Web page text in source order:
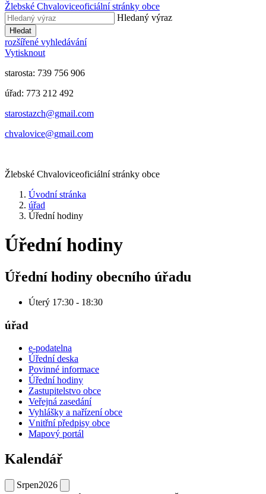
Žlebské Chvaloviceoficiální stránky obce
Hledaný výraz
Hledat
rozšířené vyhledávání
Vytisknout
starosta: 739 756 906
úřad: 773 212 492
​​​​starostazch@gmail.com
​​​​chvalovice@gmail.com
Žlebské Chvaloviceoficiální stránky obce
Úvodní stránka
úřad
Úřední hodiny
Úřední hodiny
Úřední hodiny obecního úřadu
Úterý 17:30 - 18:30
úřad
e-podatelna
Úřední deska
Povinné informace
Úřední hodiny
Zastupitelstvo obce
Veřejná zasedání
Vyhlášky a nařízení obce
Vnitřní předpisy obce
Mapový portál
Kalendář
Srpen2026